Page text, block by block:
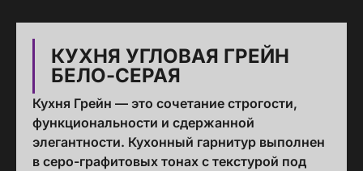
КУХНЯ УГЛОВАЯ ГРЕЙН
БЕЛО-СЕРАЯ
Кухня Грейн — это сочетание строгости,
функциональности и сдержанной
элегантности. Кухонный гарнитур выполнен
в серо-графитовых тонах с текстурой под